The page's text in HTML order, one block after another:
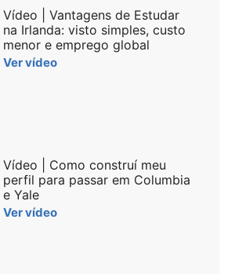
Vídeo | Vantagens de Estudar
na Irlanda: visto simples, custo
menor e emprego global
Ver vídeo
Vídeo | Como construí meu
perfil para passar em Columbia
e Yale
Ver vídeo